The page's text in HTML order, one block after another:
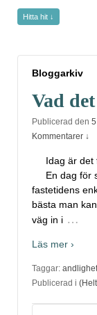
Hitta hit ↓
Bloggarkiv
Vad
Publicerad den
Kommentarer ↓
Idag är det
En dag för
fastetidens
bästa man
väg in i …
Läs mer ›
Taggar: andlighet
Publicerad i